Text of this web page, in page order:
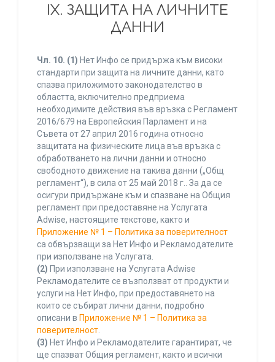
IХ. ЗАЩИТА НА ЛИЧНИТЕ
ДАННИ
Чл. 10. (1) Нет Инфо се придържа към високи
стандарти при защита на личните данни, като
спазва приложимото законодателство в
областта, включително предприема
необходимите действия във връзка с Регламент
2016/679 на Европейския Парламент и на
Съвета от 27 април 2016 година относно
защитата на физическите лица във връзка с
обработването на лични данни и относно
свободното движение на такива данни („Общ
регламент“), в сила от 25 май 2018 г.. За да се
осигури придържане към и спазване на Общия
регламент при предоставяне на Услугата
Adwise, настоящите текстове, както и
Приложение № 1 – Политика за поверителност
са обвързващи за Нет Инфо и Рекламодателите
при използване на Услугата.
(2) При използване на Услугата Adwise
Рекламодателите се възползват от продукти и
услуги на Нет Инфо, при предоставянето на
които се събират лични данни, подробно
описани в Приложение № 1 – Политика за
поверителност.
(3) Нет Инфо и Рекламодателите гарантират, че
ще спазват Общия регламент, както и всички